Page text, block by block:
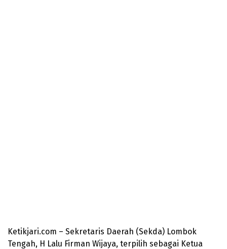
Ketikjari.com – Sekretaris Daerah (Sekda) Lombok
Tengah, H Lalu Firman Wijaya, terpilih sebagai Ketua